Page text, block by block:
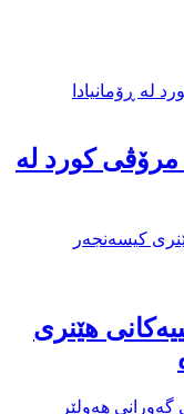
مرۆڤی كورد لە
هێنرى